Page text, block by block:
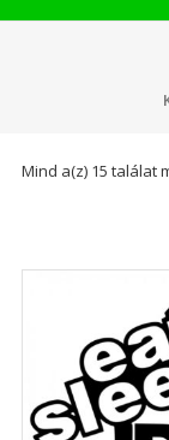
Mind a(z) 15 találat